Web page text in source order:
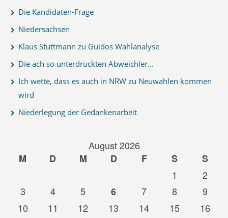
Die Kandidaten-Frage
Niedersachsen
Klaus Stuttmann zu Guidos Wahlanalyse
Die ach so unterdrückten Abweichler...
Ich wette, dass es auch in NRW zu Neuwahlen kommen
wird
Niederlegung der Gedankenarbeit
August 2026
M
D M D F S
S
1
2
3
4 5 6 7 8
9
10
11 12 13 14 15
16